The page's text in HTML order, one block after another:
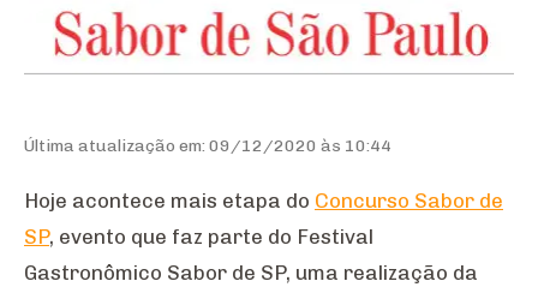
Última atualização em: 09/12/2020 às 10:44
Hoje acontece mais etapa do Concurso Sabor de
SP, evento que faz parte do Festival
Gastronômico Sabor de SP, uma realização da